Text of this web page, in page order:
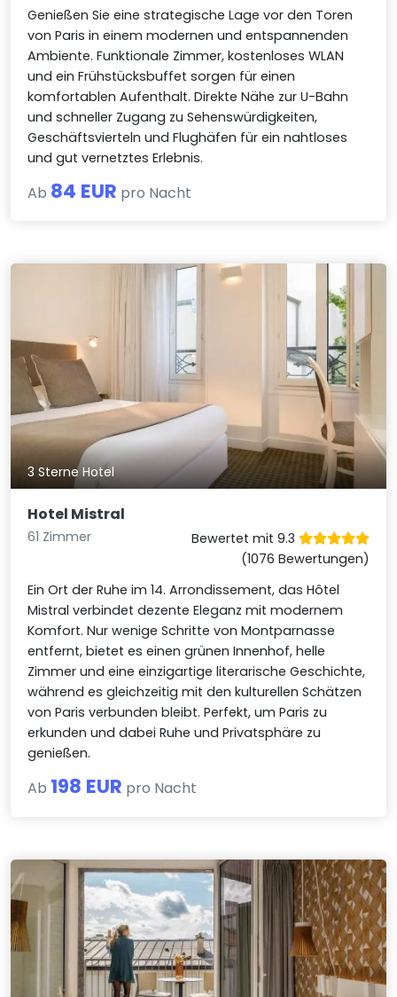
Genießen Sie eine strategische Lage vor den Toren
von Paris in einem modernen und entspannenden
Ambiente. Funktionale Zimmer, kostenloses WLAN
und ein Frühstücksbuffet sorgen für einen
komfortablen Aufenthalt. Direkte Nähe zur U-Bahn
und schneller Zugang zu Sehenswürdigkeiten,
Geschäftsvierteln und Flughäfen für ein nahtloses
und gut vernetztes Erlebnis.
Ab 84 EUR pro Nacht
3 Sterne Hotel
Hotel Mistral
61 Zimmer
Bewertet mit 9.3
(1076 Bewertungen)
Ein Ort der Ruhe im 14. Arrondissement, das Hôtel
Mistral verbindet dezente Eleganz mit modernem
Komfort. Nur wenige Schritte von Montparnasse
entfernt, bietet es einen grünen Innenhof, helle
Zimmer und eine einzigartige literarische Geschichte,
während es gleichzeitig mit den kulturellen Schätzen
von Paris verbunden bleibt. Perfekt, um Paris zu
erkunden und dabei Ruhe und Privatsphäre zu
genießen.
Ab 198 EUR pro Nacht